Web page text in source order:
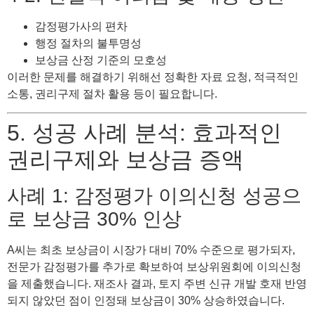
감정평가사의 편차
행정 절차의 불투명성
보상금 산정 기준의 모호성
이러한 문제를 해결하기 위해선 정확한 자료 요청, 적극적인
소통, 권리구제 절차 활용 등이 필요합니다.
5. 성공 사례 분석: 효과적인
권리구제와 보상금 증액
사례 1: 감정평가 이의신청 성공으
로 보상금 30% 인상
A씨는 최초 보상금이 시장가 대비 70% 수준으로 평가되자,
전문가 감정평가를 추가로 확보하여 보상위원회에 이의신청
을 제출했습니다. 재조사 결과, 토지 주변 신규 개발 호재 반영
되지 않았던 점이 인정돼 보상금이 30% 상승하였습니다.